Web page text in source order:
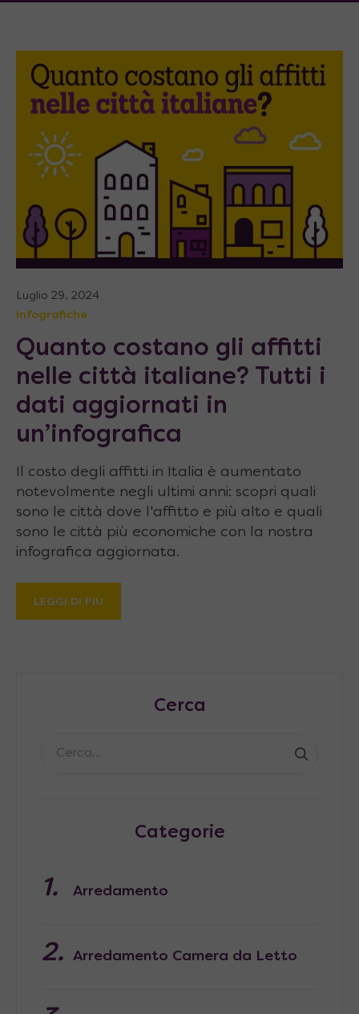
Luglio 29, 2024
Infografiche
Quanto costano gli affitti
nelle città italiane? Tutti i
dati aggiornati in
un’infografica
Il costo degli affitti in Italia è aumentato
notevolmente negli ultimi anni: scopri quali
sono le città dove l'affitto e più alto e quali
sono le città più economiche con la nostra
infografica aggiornata.
LEGGI DI PIÙ
Cerca
Categorie
Arredamento
Arredamento Camera da Letto